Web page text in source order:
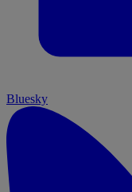
Bluesky